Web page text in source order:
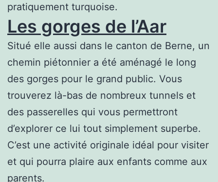
pratiquement turquoise.
Les gorges de l’Aar
Situé elle aussi dans le canton de Berne, un
chemin piétonnier a été aménagé le long
des gorges pour le grand public. Vous
trouverez là-bas de nombreux tunnels et
des passerelles qui vous permettront
d’explorer ce lui tout simplement superbe.
C’est une activité originale idéal pour visiter
et qui pourra plaire aux enfants comme aux
parents.